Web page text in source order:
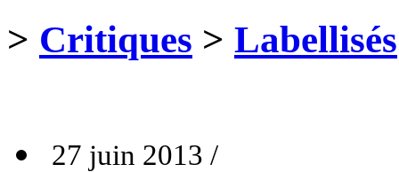
> Critiques > Labellisés
27 juin 2013 /